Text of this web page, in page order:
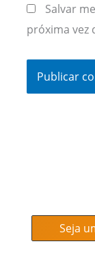
Salvar
próxima vez
Seja